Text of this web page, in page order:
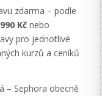
zdarma – podle
990 Kč nebo
pro jednotlivé
kurzů a ceníků
– Sephora obecně